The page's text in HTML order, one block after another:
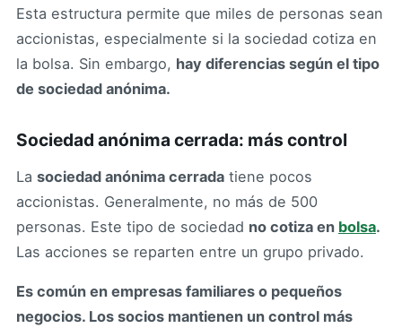
Esta estructura permite que miles de personas sean
accionistas, especialmente si la sociedad cotiza en
la bolsa. Sin embargo, hay diferencias según el tipo
de sociedad anónima.
Sociedad anónima cerrada: más control
La sociedad anónima cerrada tiene pocos
accionistas. Generalmente, no más de 500
personas. Este tipo de sociedad no cotiza en bolsa.
Las acciones se reparten entre un grupo privado.
Es común en empresas familiares o pequeños
negocios. Los socios mantienen un control más